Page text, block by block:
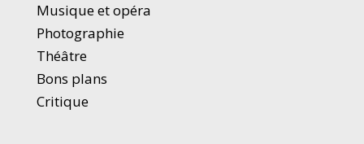
Musique et opéra
Photographie
Théâtre
Bons plans
Critique